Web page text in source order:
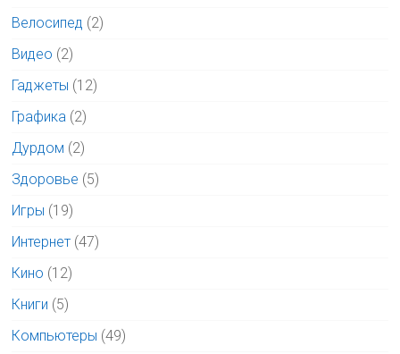
Велосипед (2)
Видео (2)
Гаджеты (12)
Графика (2)
Дурдом (2)
Здоровье (5)
Игры (19)
Интернет (47)
Кино (12)
Книги (5)
Компьютеры (49)